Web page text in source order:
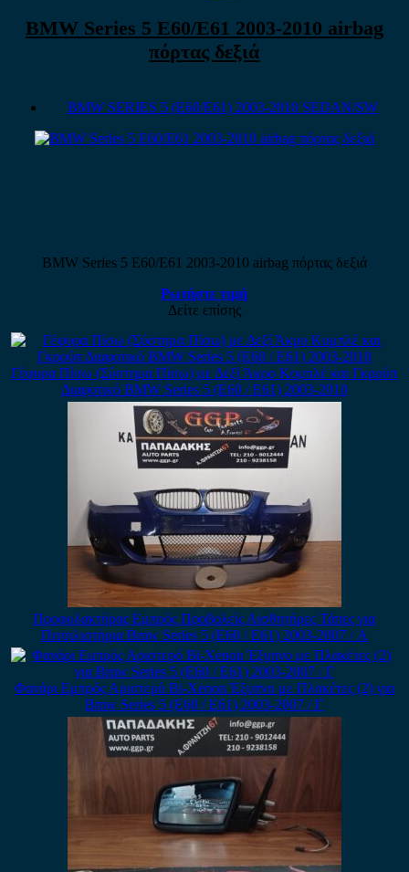
BMW Series 5 E60/E61 2003-2010 airbag
πόρτας δεξιά
BMW SERIES 5 (E60/E61) 2003-2010 SEDAN/SW
BMW Series 5 E60/E61 2003-2010 airbag πόρτας δεξιά
Ρωτήστε τιμή
Δείτε επίσης
Γέφυρα Πίσω (Σύστημα Πίσω) με Δεξί Άκρο Κομπλέ και Γκρούπ
Διαφοτικό BMW Series 5 (E60 / E61) 2003-2010
Προφυλακτήρας Εμπρός Προβολείς Αισθητήρες Τάπες για
Πιτσιλιστήρια Bmw Series 5 (E60 / E61) 2003-2007 / Α
Φανάρι Εμπρός Αριστερό Bi-Xenon Έξυπνο με Πλακέτες (2) για
Bmw Series 5 (E60 / E61) 2003-2007 / Γ